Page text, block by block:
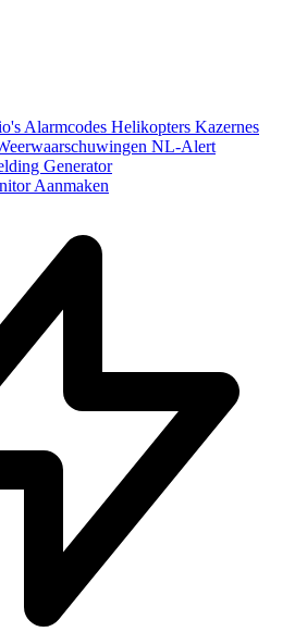
Alarmcodes Helikopters Kazernes
NL-Alert
Generator
Aanmaken